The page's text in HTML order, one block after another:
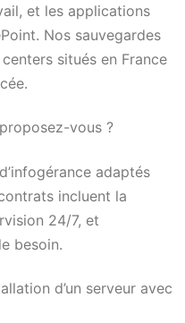
et les applications
Nos sauvegardes
situés en France
vous ?
adaptés
incluent la
24/7, et
besoin.
d’un serveur avec